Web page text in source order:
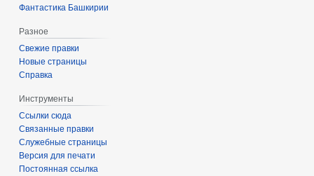
Фантастика Башкирии
Разное
Свежие правки
Новые страницы
Справка
Инструменты
Ссылки сюда
Связанные правки
Служебные страницы
Версия для печати
Постоянная ссылка